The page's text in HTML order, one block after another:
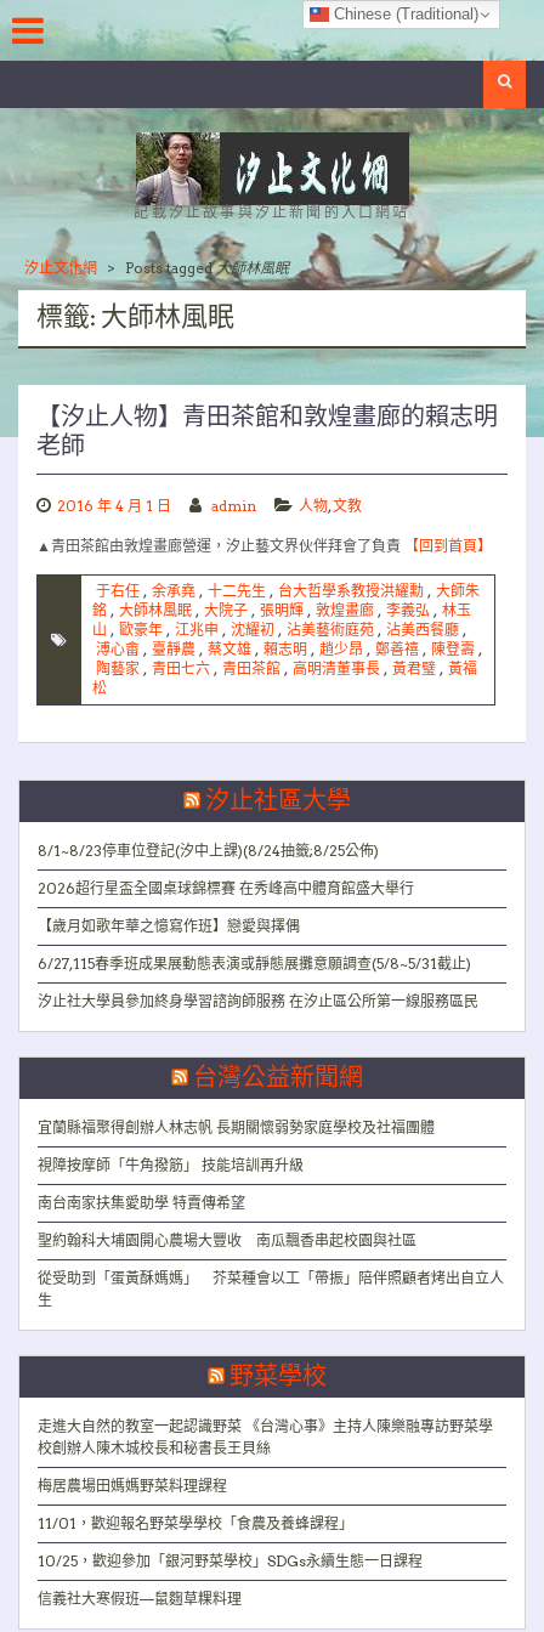
to
content
記載汐止故事與汐止新聞的入口網站
汐止文化網 > Posts tagged大師林風眠
標籤: 大師林風眠
【汐止人物】青田茶館和敦煌畫廊的賴志明
老師
2016 年 4 月 1 日 admin 人物,文教
▲青田茶館由敦煌畫廊營運，汐止藝文界伙伴拜會了負責 【回到首頁】
于右任 , 余承堯 , 十二先生 , 台大哲學系教授洪耀勳 , 大師朱
銘 , 大師林風眠 , 大院子 , 張明輝 , 敦煌畫廊 , 李義弘 , 林玉
山 , 歐豪年 , 江兆申 , 沈耀初 , 沾美藝術庭苑 , 沾美西餐廳 ,
溥心畬 , 臺靜農 , 蔡文雄 , 賴志明 , 趙少昂 , 鄭善禧 , 陳登壽 ,
陶藝家 , 青田七六 , 青田茶館 , 高明清董事長 , 黃君璧 , 黃福
松
汐止社區大學
8/1~8/23停車位登記(汐中上課)(8/24抽籤;8/25公佈)
2026超行星盃全國桌球錦標賽 在秀峰高中體育館盛大舉行
【歲月如歌年華之憶寫作班】戀愛與擇偶
6/27,115春季班成果展動態表演或靜態展攤意願調查(5/8~5/31截止)
汐止社大學員參加終身學習諮詢師服務 在汐止區公所第一線服務區民
台灣公益新聞網
宜蘭縣福聚得創辦人林志帆 長期關懷弱勢家庭學校及社福團體
視障按摩師「牛角撥筋」 技能培訓再升級
南台南家扶集愛助學 特賣傳希望
聖約翰科大埔園開心農場大豐收 南瓜飄香串起校園與社區
從受助到「蛋黃酥媽媽」 芥菜種會以工「帶振」陪伴照顧者烤出自立人
生
野菜學校
走進大自然的教室一起認識野菜 《台灣心事》主持人陳樂融專訪野菜學
校創辦人陳木城校長和秘書長王貝絲
梅居農場田媽媽野菜料理課程
11/01，歡迎報名野菜學學校「食農及養蜂課程」
10/25，歡迎參加「銀河野菜學校」SDGs永續生態一日課程
信義社大寒假班—鼠麴草粿料理
Chinese (Traditional)